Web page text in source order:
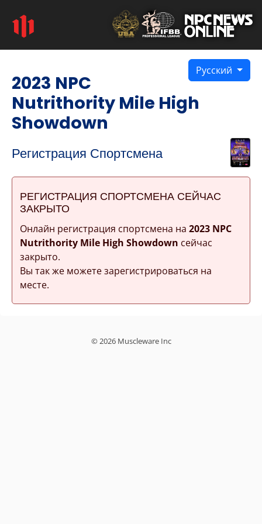
Русский
2023 NPC
Nutrithority Mile High
Showdown
Регистрация Спортсмена
РЕГИСТРАЦИЯ СПОРТСМЕНА СЕЙЧАС
ЗАКРЫТО
Онлайн регистрация спортсмена на 2023 NPC
Nutrithority Mile High Showdown сейчас
закрыто.
Вы так же можете зарегистрироваться на
месте.
© 2026 Muscleware Inc